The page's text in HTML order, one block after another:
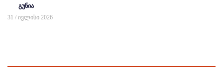
გუნია
31 / ივლისი 2026